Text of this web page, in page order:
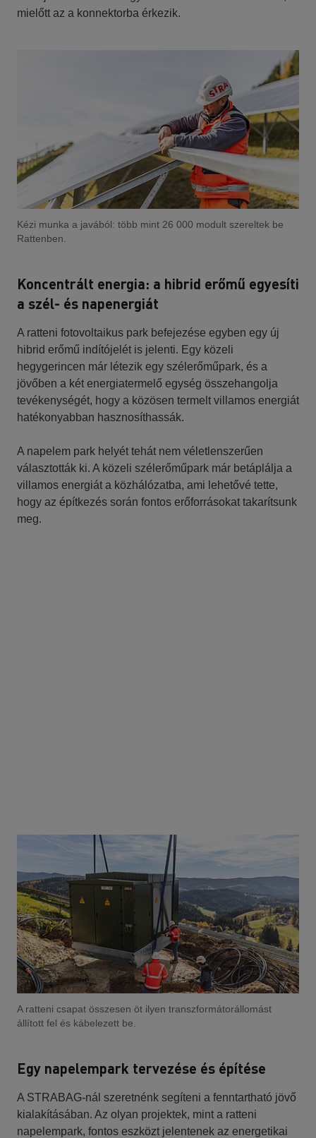
mielőtt az a konnektorba érkezik.
Kézi munka a javából: több mint 26 000 modult szereltek be
Rattenben.
Koncentrált energia: a hibrid erőmű egyesíti
a szél- és napenergiát
A ratteni fotovoltaikus park befejezése egyben egy új
hibrid erőmű indítójelét is jelenti. Egy közeli
hegygerincen már létezik egy szélerőműpark, és a
jövőben a két energiatermelő egység összehangolja
tevékenységét, hogy a közösen termelt villamos energiát
hatékonyabban hasznosíthassák.
A napelem park helyét tehát nem véletlenszerűen
választották ki. A közeli szélerőműpark már betáplálja a
villamos energiát a közhálózatba, ami lehetővé tette,
hogy az építkezés során fontos erőforrásokat takarítsunk
meg.
A ratteni csapat összesen öt ilyen transzformátorállomást
állított fel és kábelezett be.
Egy napelempark tervezése és építése
A STRABAG-nál szeretnénk segíteni a fenntartható jövő
kialakításában. Az olyan projektek, mint a ratteni
napelempark, fontos eszközt jelentenek az energetikai